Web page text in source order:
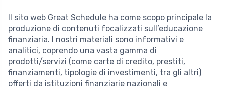
Il sito web Great Schedule ha come scopo principale la
produzione di contenuti focalizzati sull’educazione
finanziaria. I nostri materiali sono informativi e
analitici, coprendo una vasta gamma di
prodotti/servizi (come carte di credito, prestiti,
finanziamenti, tipologie di investimenti, tra gli altri)
offerti da istituzioni finanziarie nazionali e